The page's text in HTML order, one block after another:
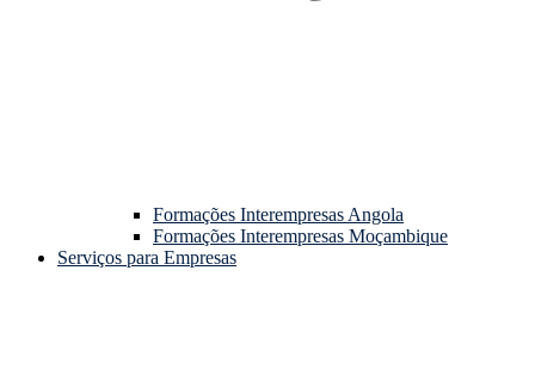
Formações Interempresas Angola
Formações Interempresas Moçambique
Serviços para Empresas